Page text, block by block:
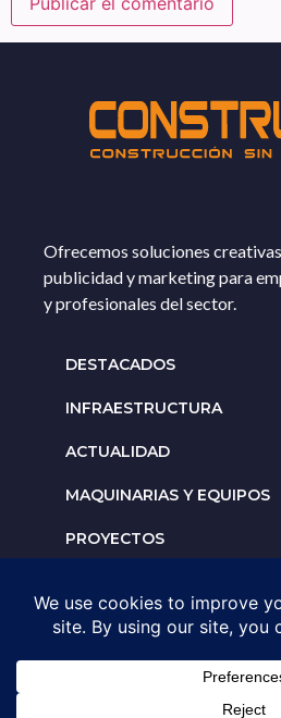
Ofrecemos soluciones
publicidad y marketing para
y profesionales del sector.
DESTACADOS
INFRAESTRUCTURA
ACTUALIDAD
MAQUINARIAS Y EQUIPOS
PROYECTOS
Solicita un
tu
AGENDA UNA